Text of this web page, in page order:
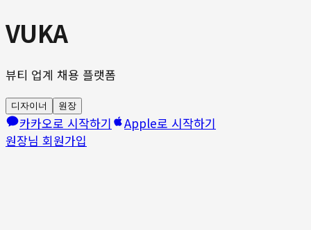
VUKA
뷰티 업계 채용 플랫폼
디자이너 원장
카카오로 시작하기
Apple로 시작하기
원장님 회원가입